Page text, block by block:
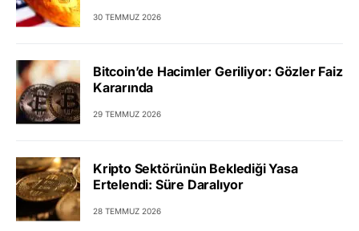
30 TEMMUZ 2026
Bitcoin’de Hacimler Geriliyor: Gözler Faiz
Kararında
29 TEMMUZ 2026
Kripto Sektörünün Beklediği Yasa
Ertelendi: Süre Daralıyor
28 TEMMUZ 2026